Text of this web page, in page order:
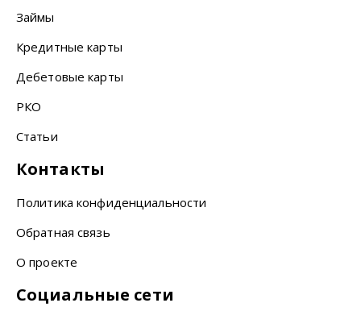
Займы
Кредитные карты
Дебетовые карты
РКО
Статьи
Контакты
Политика конфиденциальности
Обратная связь
О проекте
Социальные сети